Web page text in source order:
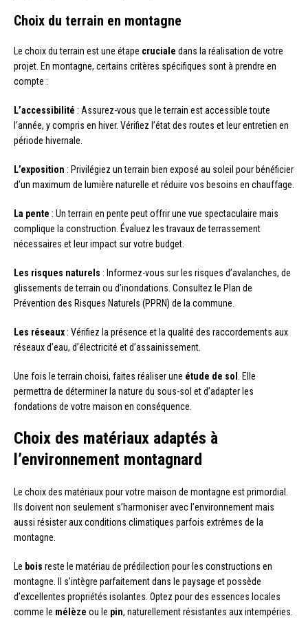
Choix du terrain en montagne
Le choix du terrain est une étape cruciale dans la réalisation de votre
projet. En montagne, certains critères spécifiques sont à prendre en
compte :
L’accessibilité : Assurez-vous que le terrain est accessible toute
l’année, y compris en hiver. Vérifiez l’état des routes et leur entretien en
période hivernale.
L’exposition : Privilégiez un terrain bien exposé au soleil pour bénéficier
d’un maximum de lumière naturelle et réduire vos besoins en chauffage.
La pente : Un terrain en pente peut offrir une vue spectaculaire mais
complique la construction. Évaluez les travaux de terrassement
nécessaires et leur impact sur votre budget.
Les risques naturels : Informez-vous sur les risques d’avalanches, de
glissements de terrain ou d’inondations. Consultez le Plan de
Prévention des Risques Naturels (PPRN) de la commune.
Les réseaux : Vérifiez la présence et la qualité des raccordements aux
réseaux d’eau, d’électricité et d’assainissement.
Une fois le terrain choisi, faites réaliser une étude de sol
. Elle
permettra de déterminer la nature du sous-sol et d’adapter les
fondations de votre maison en conséquence.
Choix des matériaux adaptés à
l’environnement montagnard
Le choix des matériaux pour votre maison de montagne est primordial.
Ils doivent non seulement s’harmoniser avec l’environnement mais
aussi résister aux conditions climatiques parfois extrêmes de la
montagne.
Le bois reste le matériau de prédilection pour les constructions en
montagne. Il s’intègre parfaitement dans le paysage et possède
d’excellentes propriétés isolantes. Optez pour des essences locales
comme le mélèze ou le pin, naturellement résistantes aux intempéries.